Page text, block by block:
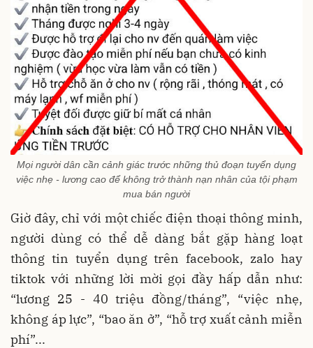
Mọi người dân cần cảnh giác trước những thủ đoạn tuyển dụng
việc nhẹ - lương cao để không trở thành nạn nhân của tội phạm
mua bán người
Giờ đây, chỉ với một chiếc điện thoại thông minh,
người dùng có thể dễ dàng bắt gặp hàng loạt
thông tin tuyển dụng trên facebook, zalo hay
tiktok với những lời mời gọi đầy hấp dẫn như:
“lương 25 - 40 triệu đồng/tháng”, “việc nhẹ,
không áp lực”, “bao ăn ở”, “hỗ trợ xuất cảnh miễn
phí”...